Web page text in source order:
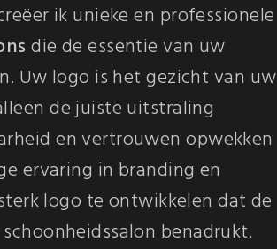
ik unieke en professionele
die de essentie van uw
Uw logo is het gezicht van uw
de juiste uitstraling
en vertrouwen opwekken
ervaring in branding en
logo te ontwikkelen dat de
benadrukt.